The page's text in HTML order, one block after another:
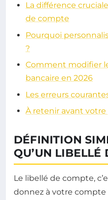
La différence
de compte
Pourquoi
?
Comment modifier
bancaire en 2026
Les erreurs
À retenir avant
DÉFINITION
QU’UN LIBELLÉ
Le libellé de compte,
donnez à votre compte